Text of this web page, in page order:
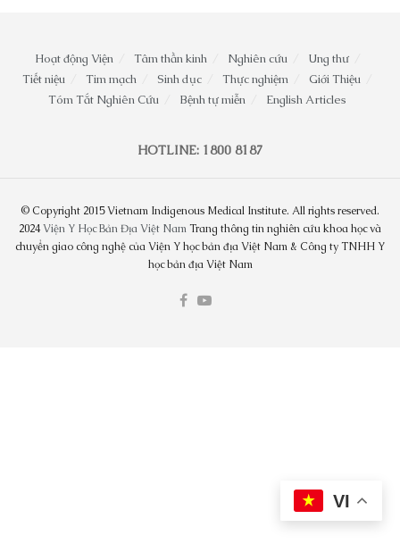
Hoạt động Viện Tâm thần kinh Nghiên cứu
Ung thư
Tiết niệu
Tim mạch Sinh dục Thực nghiệm
Giới Thiệu
Tóm Tắt Nghiên Cứu
Bệnh tự miễn English Articles
HOTLINE: 1800 8187
© Copyright 2015 Vietnam Indigenous Medical Institute. All rights reserved.
2024Viện Y Học Bản Địa Việt NamTrang thông tin nghiên cứu khoa học và
chuyển giao công nghệ của Viện Y học bản địa Việt Nam & Công ty TNHH Y
học bản địa Việt Nam
VI